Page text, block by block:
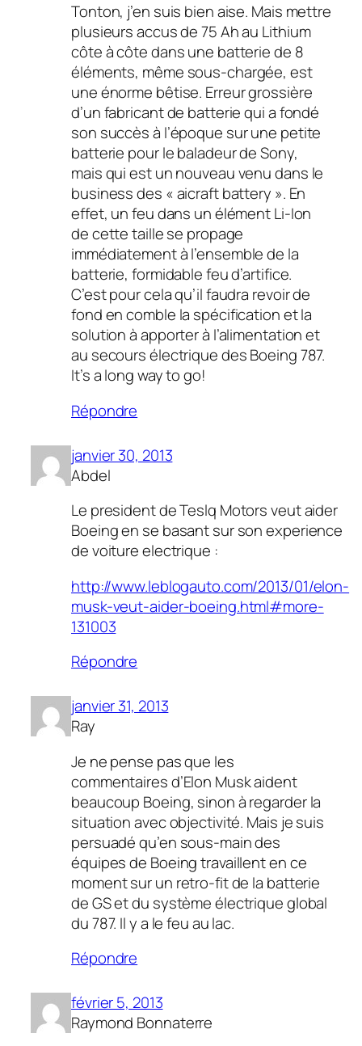
Tonton, j’en suis bien aise. Mais mettre
plusieurs accus de 75 Ah au Lithium
côte à côte dans une batterie de 8
éléments, même sous-chargée, est
une énorme bêtise. Erreur grossière
d’un fabricant de batterie qui a fondé
son succès à l’époque sur une petite
batterie pour le baladeur de Sony,
mais qui est un nouveau venu dans le
business des « aicraft battery ». En
effet, un feu dans un élément Li-Ion
de cette taille se propage
immédiatement à l’ensemble de la
batterie, formidable feu d’artifice.
C’est pour cela qu’il faudra revoir de
fond en comble la spécification et la
solution à apporter à l’alimentation et
au secours électrique des Boeing 787.
It’s a long way to go!
Répondre
janvier 30, 2013
Abdel
Le president de Teslq Motors veut aider
Boeing en se basant sur son experience
de voiture electrique :
http://www.leblogauto.com/2013/01/elon-
musk-veut-aider-boeing.html#more-
131003
Répondre
janvier 31, 2013
Ray
Je ne pense pas que les
commentaires d’Elon Musk aident
beaucoup Boeing, sinon à regarder la
situation avec objectivité. Mais je suis
persuadé qu’en sous-main des
équipes de Boeing travaillent en ce
moment sur un retro-fit de la batterie
de GS et du système électrique global
du 787. Il y a le feu au lac.
Répondre
février 5, 2013
Raymond Bonnaterre